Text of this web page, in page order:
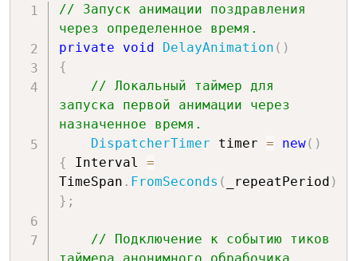
обработчика завершения анимации
кадров объекта.
// Данный обработчик
должен определяться перед
// запуском
соответствующей анимации.
        animObject
)
=>
{
DoubleAnimation
opacity
                From
= 1,
// Запуск анимации поздравления
через определенное время.
private
void DelayAnimation ( )
{
// Локальный таймер для
запуска первой анимации через
назначенное время.
DispatcherTimer timer = new( )
{ Interval =
TimeSpan . FromSeconds ( _repeatPeriod )
} ;
// Подключение к событию тиков
таймера анонимного обрабочика